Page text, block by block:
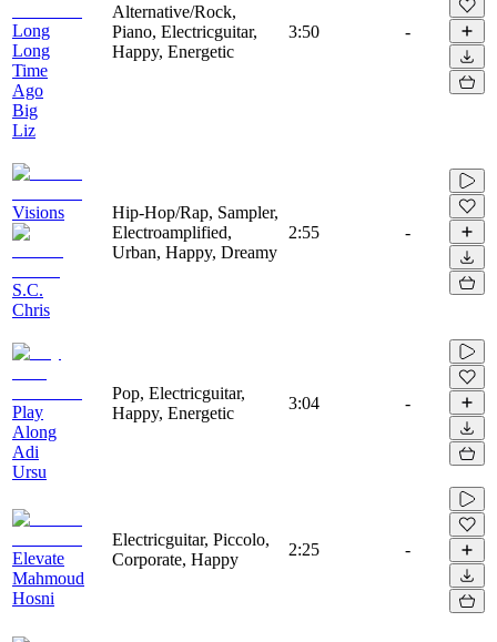
Long
Long
Time
Ago
Big
Liz
Alternative/Rock,
Piano, Electricguitar,
Happy, Energetic
3:50 -
Visions
S.C.
Chris
Hip-Hop/Rap, Sampler,
Electroamplified,
Urban, Happy, Dreamy
2:55 -
Play
Along
Adi
Ursu
Pop, Electricguitar,
Happy, Energetic
3:04 -
Elevate
Mahmoud
Hosni
Electricguitar, Piccolo,
Corporate, Happy
2:25 -